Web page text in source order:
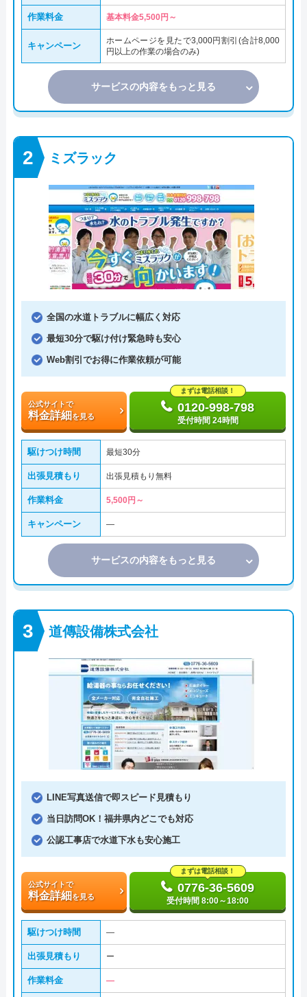
作業料金 基本料金5,500円～
キャンペーン
ホームページを見たで3,000円割引(合計8,000
円以上の作業の場合のみ)
サービスの内容をもっと見る
ミズラック
全国の水道トラブルに幅広く対応
最短30分で駆け付け緊急時も安心
Web割引でお得に作業依頼が可能
公式サイトで
料金詳細を見る
まずは電話相談！
0120-998-798
受付時間 24時間
駆けつけ時間 最短30分
出張見積もり 出張見積もり無料
作業料金 5,500円～
キャンペーン ―
サービスの内容をもっと見る
道傳設備株式会社
LINE写真送信で即スピード見積もり
当日訪問OK！福井県内どこでも対応
公認工事店で水道下水も安心施工
公式サイトで
料金詳細を見る
まずは電話相談！
0776-36-5609
受付時間 8:00～18:00
駆けつけ時間 ―
出張見積もり ー
作業料金 ―